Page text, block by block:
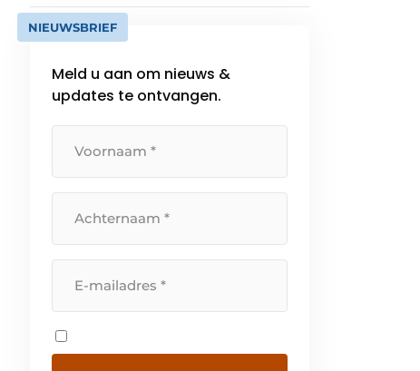
NIEUWSBRIEF
Meld u aan om nieuws &
updates te ontvangen.